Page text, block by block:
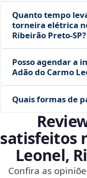
Quanto tempo
torneira elétrica
Ribeirão Preto‑SP?
Posso agendar a
Adão do Carmo
Quais formas de
satisfeitos
Leonel,
Confira as